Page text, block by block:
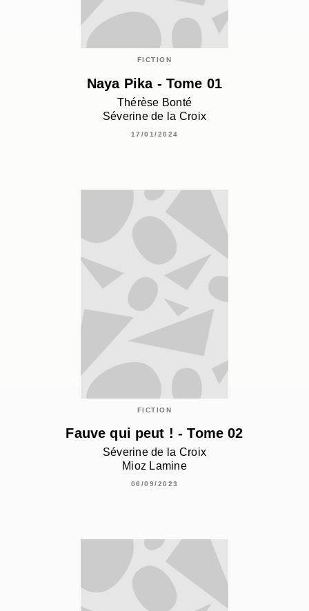
FICTION
Naya Pika - Tome 01
Thérèse Bonté
Séverine de la Croix
17/01/2024
FICTION
Fauve qui peut ! - Tome 02
Séverine de la Croix
Mioz Lamine
06/09/2023